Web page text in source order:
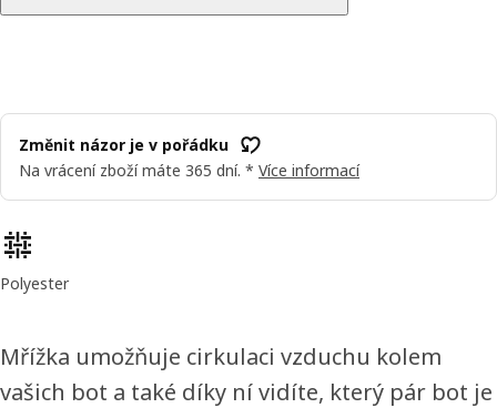
Změnit názor je v pořádku
Na vrácení zboží máte 365 dní. * Více informací
Vlastnosti výrobku
Polyester
Mřížka umožňuje cirkulaci vzduchu kolem
vašich bot a také díky ní vidíte, který pár bot je